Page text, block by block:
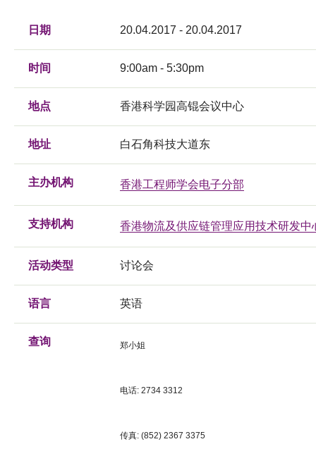
日期 20.04.2017 - 20.04.2017
时间 9:00am - 5:30pm
地点 香港科学园高锟会议中心
地址 白石角科技大道东
主办机构 香港工程师学会电子分部
支持机构 香港物流及供应链管理应用技术研发中
活动类型 讨论会
语言 英语
查询 郑小姐
电话: 2734 3312
传真: (852) 2367 3375